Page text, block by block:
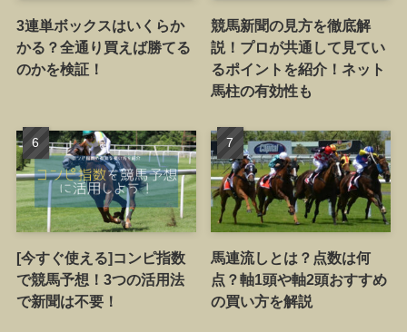
3連単ボックスはいくらか
かる？全通り買えば勝てる
のかを検証！
競馬新聞の見方を徹底解
説！プロが共通して見てい
るポイントを紹介！ネット
馬柱の有効性も
[今すぐ使える]コンピ指数
で競馬予想！3つの活用法
で新聞は不要！
馬連流しとは？点数は何
点？軸1頭や軸2頭おすすめ
の買い方を解説